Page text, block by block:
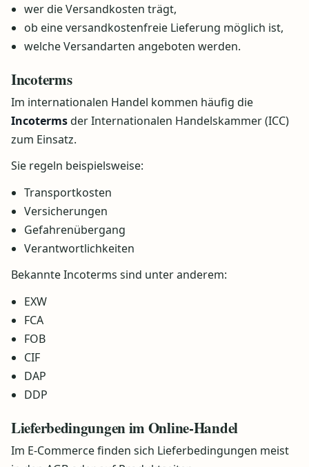
wer die Versandkosten trägt,
ob eine versandkostenfreie Lieferung möglich ist,
welche Versandarten angeboten werden.
Incoterms
Im internationalen Handel kommen häufig die
Incotermsder Internationalen Handelskammer (ICC)
zum Einsatz.
Sie regeln beispielsweise:
Transportkosten
Versicherungen
Gefahrenübergang
Verantwortlichkeiten
Bekannte Incoterms sind unter anderem:
EXW
FCA
FOB
CIF
DAP
DDP
Lieferbedingungen im Online-Handel
Im E-Commerce finden sich Lieferbedingungen meist